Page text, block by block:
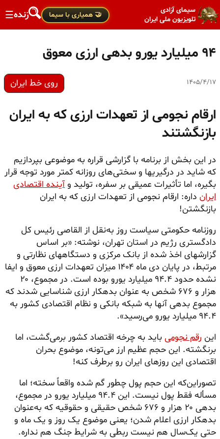
سیمای آزادی
تلویزیون ملی ایران
🤝 همیاری با سیما زنده☰
۹۴ میلیارد یورو بدهی ارزی معوق
۱۴۰۵/۴/۱۷ روی خط ایران
ارقام نجومی از تعهدات ارزی که به ایران
بازنگشتند
در این بخش از برنامه با گزارشی قراره به موضوعی بپردازیم
که شاید در درگیریها و سختی‌های روزانه کمتر مورد توجه قرار
بگیره، اما تأثیرات عمیقی بر سفره، تولید و آینده اقتصادی
ایران داره: ارقام نجومی از تعهدات ارزی که به ایران
بازنگشتن!
روزنامه حکومتی سیاست روز به‌نقل از القاصی رئیس کل
دادگستری رژیم در استان تهران، نوشته: «بر اساس
گزارشهای اخذ شده از بانک مرکزی و دستگاههای نظارتی و
مرتبط، در پایان دی ماه ۱۴۰۴ میزان تعهدات ارزی معوق و ایفا
نشده حدود ۹۴.۴ میلیارد یورو بوده است. در مجموع، ۲۰
هزار و ۶۷۶ شخص به عنوان بدهکار ارزی شناسایی شدند که
مجموع بدهی آنها به شبکه بانکی و نظام اقتصادی کشور به
۹۴.۴ میلیارد یورو می‌رسید».
این رقم نجومی باید به چرخه اقتصاد کشور برمی‌گشت، اما
برنگشته. این حجم عظیم ارز می‌تونه، موضوع بحران
اقتصادی این روزهای ایران رو برطرف کنه!
تصوراین‌که این حجم پول چطور گم شده واقعاً سخته؛ اما
مسأله فقط پول نیست. این ۹۴.۴ میلیارد یورو در مجموع،
بدهی ۲۰ هزار و ۶۷۶ شخص حقیقی و حقوقیه که به‌عنوان
بدهکار ارزی اعلام شدن؛ یعنی موضوع یک روز و یک ماه و
حتی یک‌سال هم نیست ربطی به شرایط جنگ هم نداره.